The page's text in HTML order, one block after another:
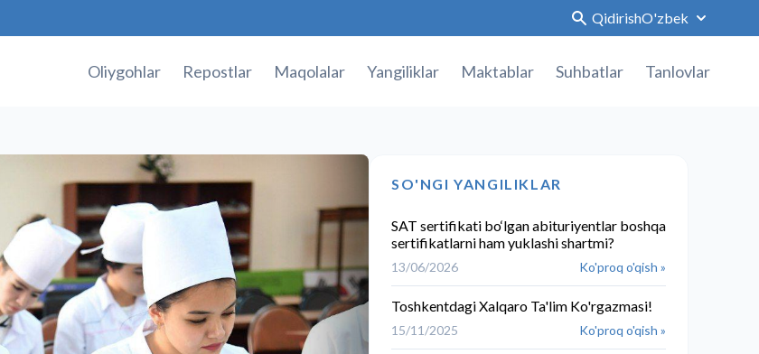
QidirishO'zbek
Oliygohlar Repostlar Maqolalar Yangiliklar Maktablar Suhbatlar Tanlovlar
SO'NGI YANGILIKLAR
SAT sertifikati bo‘lgan abituriyentlar boshqa
sertifikatlarni ham yuklashi shartmi?
13/06/2026 Ko'proq o'qish »
Toshkentdagi Xalqaro Ta'lim Ko'rgazmasi!
15/11/2025 Ko'proq o'qish »